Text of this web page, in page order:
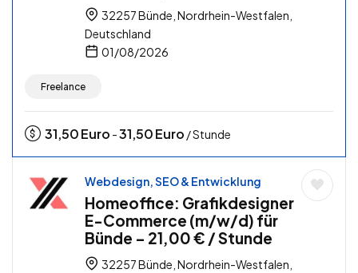
32257 Bünde, Nordrhein-Westfalen,
Deutschland
01/08/2026
Freelance
31,50Euro -31,50Euro / Stunde
Webdesign, SEO & Entwicklung
Homeoffice: Grafikdesigner
E-Commerce (m/w/d) für
Bünde – 21,00 € / Stunde
32257 Bünde, Nordrhein-Westfalen,